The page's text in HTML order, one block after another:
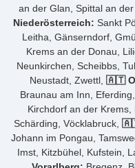
an der Glan, Spittal an
Niederösterreich: Sankt
Leitha, Gänserndorf,
Krems an der Donau,
Neunkirchen, Scheibbs,
Neustadt, Zwettl, 🇦🇹
Braunau am Inn,
Kirchdorf an der Krems,
Schärding, Vöcklabruck,
Johann im Pongau,
Imst, Kitzbühel, Kufstein,